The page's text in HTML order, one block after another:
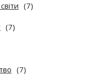
(7)
(7)
(7)